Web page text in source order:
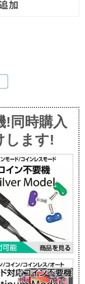
!同時購入
します!